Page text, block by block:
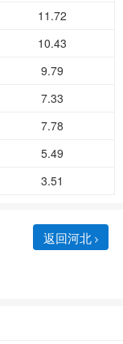
11.72
10.43
9.79
7.33
7.78
5.49
3.51
返回河北